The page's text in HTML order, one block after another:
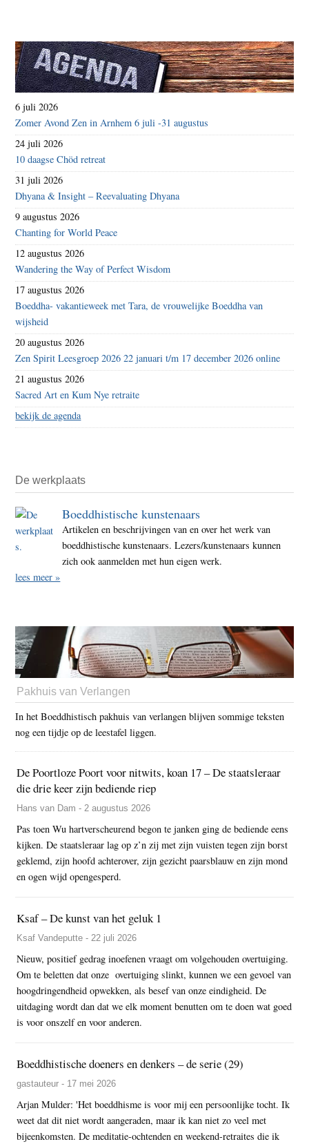
6 juli 2026
Zomer Avond Zen in Arnhem 6 juli -31 augustus
24 juli 2026
10 daagse Chöd retreat
31 juli 2026
Dhyana & Insight – Reevaluating Dhyana
9 augustus 2026
Chanting for World Peace
12 augustus 2026
Wandering the Way of Perfect Wisdom
17 augustus 2026
Boeddha- vakantieweek met Tara, de vrouwelijke Boeddha van
wijsheid
20 augustus 2026
Zen Spirit Leesgroep 2026 22 januari t/m 17 december 2026 online
21 augustus 2026
Sacred Art en Kum Nye retraite
bekijk de agenda
De werkplaats
Boeddhistische kunstenaars
Artikelen en beschrijvingen van en over het werk van
boeddhistische kunstenaars. Lezers/kunstenaars kunnen
zich ook aanmelden met hun eigen werk.
lees meer »
Pakhuis van Verlangen
In het Boeddhistisch pakhuis van verlangen blijven sommige teksten
nog een tijdje op de leestafel liggen.
De Poortloze Poort voor nitwits, koan 17 – De staatsleraar
die drie keer zijn bediende riep
Hans van Dam - 2 augustus 2026
Pas toen Wu hartverscheurend begon te janken ging de bediende eens
kijken. De staatsleraar lag op z’n zij met zijn vuisten tegen zijn borst
geklemd, zijn hoofd achterover, zijn gezicht paarsblauw en zijn mond
en ogen wijd opengesperd.
Ksaf – De kunst van het geluk 1
Ksaf Vandeputte - 22 juli 2026
Nieuw, positief gedrag inoefenen vraagt om volgehouden overtuiging.
Om te beletten dat onze overtuiging slinkt, kunnen we een gevoel van
hoogdringendheid opwekken, als besef van onze eindigheid. De
uitdaging wordt dan dat we elk moment benutten om te doen wat goed
is voor onszelf en voor anderen.
Boeddhistische doeners en denkers – de serie (29)
gastauteur - 17 mei 2026
Arjan Mulder: 'Het boeddhisme is voor mij een persoonlijke tocht. Ik
weet dat dit niet wordt aangeraden, maar ik kan niet zo veel met
bijeenkomsten. De meditatie-ochtenden en weekend-retraites die ik